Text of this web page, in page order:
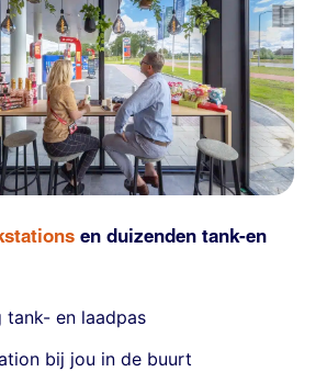
en duizenden tank-en
tank- en laadpas
bij jou in de buurt